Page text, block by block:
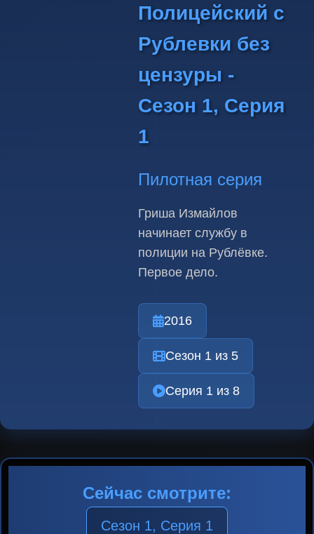
Полицейский с
Рублевки без
цензуры -
Сезон 1, Серия
1
Пилотная серия
Гриша Измайлов
начинает службу в
полиции на Рублёвке.
Первое дело.
2016
Сезон 1 из 5
Серия 1 из 8
Сейчас смотрите:
Сезон 1, Серия 1